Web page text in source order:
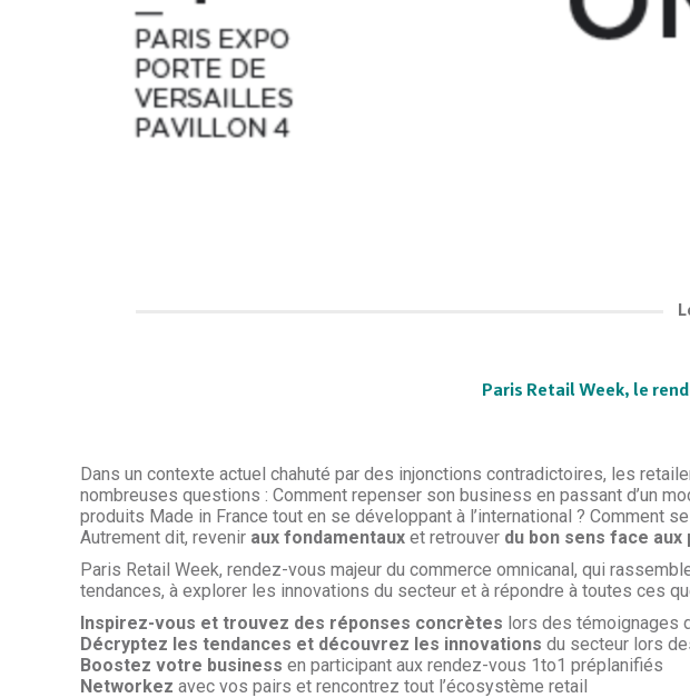
Paris Retail Week, le
Dans un contexte actuel chahuté par des injonctions contradictoires, les
nombreuses questions : Comment repenser son business en passant d’un
produits Made in France tout en se développant à l’international ? Comment
Autrement dit, revenir aux fondamentaux et retrouver du bon sens face aux
Paris Retail Week, rendez-vous majeur du commerce omnicanal, qui
tendances, à explorer les innovations du secteur et à répondre à toutes ces
Inspirez-vous et trouvez des réponses concrètes lors des témoignages
Décryptez les tendances et découvrez les innovations du secteur lors
Boostez votre business en participant aux rendez-vous 1to1 préplanifiés
Networkez avec vos pairs et rencontrez tout l’écosystème retail